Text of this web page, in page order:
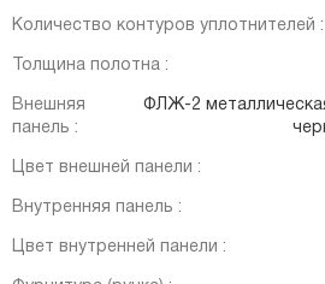
Количество контуров уплотнителей :
Толщина полотна :
Внешняя
панель :
ФЛЖ-2
Цвет внешней панели :
Внутренняя панель :
Цвет внутренней панели :